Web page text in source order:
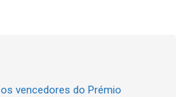
vencedores do Prémio